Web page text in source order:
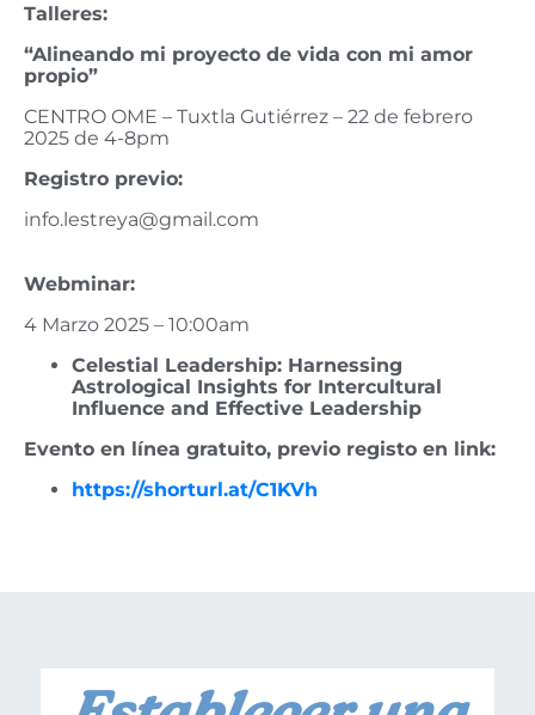
Talleres:
“Alineando mi proyecto de vida con mi amor
propio”
CENTRO OME – Tuxtla Gutiérrez – 22 de febrero
2025 de 4-8pm
Registro previo:
info.lestreya@gmail.com
Webminar:
4 Marzo 2025 – 10:00am
Celestial Leadership: Harnessing
Astrological Insights for Intercultural
Influence and Effective Leadership
Evento en línea gratuito, previo registo en link:
https://shorturl.at/C1KVh